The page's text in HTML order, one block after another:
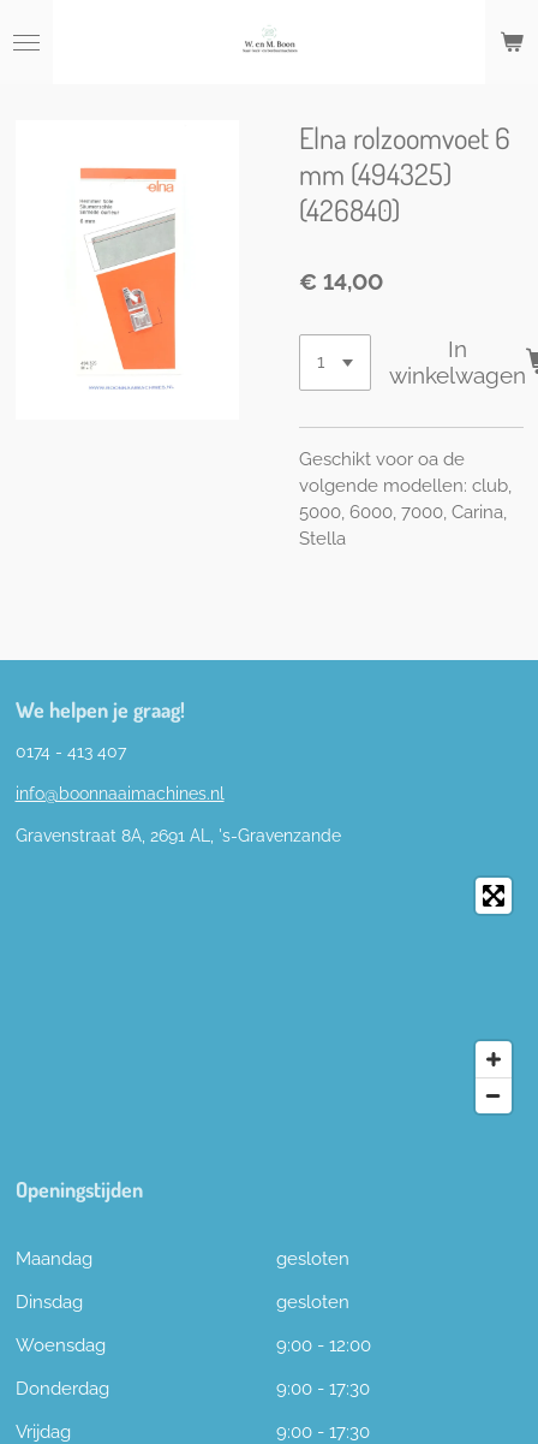
direct
Elna rolzoomvoet 6
mm (494325)
(426840)
€ 14,00
In
winkelwagen
Geschikt voor oa de
volgende modellen: club,
5000, 6000, 7000, Carina,
Stella
We helpen je graag!
0174 - 413 407
info@boonnaaimachines.nl
Gravenstraat 8A, 2691 AL, 's-Gravenzande
Openingstijden
Maandag
gesloten
Dinsdag
gesloten
Woensdag
9:00 - 12:00
Donderdag
9:00 - 17:30
Vrijdag
9:00 - 17:30